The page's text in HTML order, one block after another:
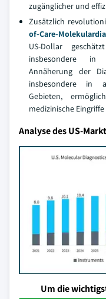
zugänglicher und
Zusätzlich
of-Care-
US-Dollar
insbesondere in
Annäherung der
insbesondere in
Gebieten,
medizinische
Analyse des US-
Um die